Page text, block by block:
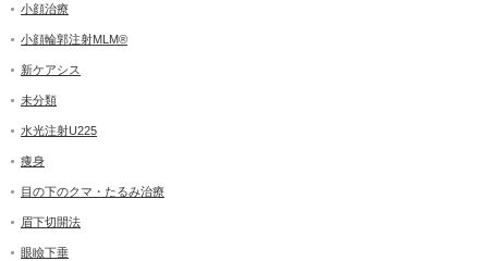
小顔治療
小顔輪郭注射MLM®
新ケアシス
未分類
水光注射U225
痩身
目の下のクマ・たるみ治療
眉下切開法
眼瞼下垂